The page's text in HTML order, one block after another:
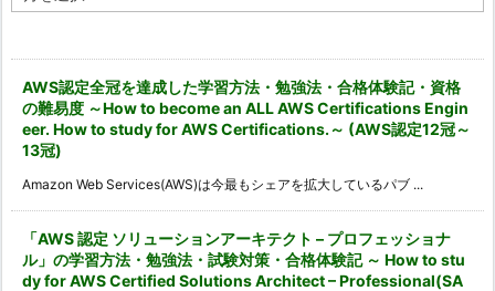
ー
AWS認定全冠を達成した学習方法・勉強法・合格体験記・資格
の難易度 ～How to become an ALL AWS Certifications Engin
eer. How to study for AWS Certifications.～ (AWS認定12冠～
13冠)
Amazon Web Services(AWS)は今最もシェアを拡大しているパブ ...
「AWS 認定 ソリューションアーキテクト – プロフェッショナ
ル」の学習方法・勉強法・試験対策・合格体験記 ～ How to stu
dy for AWS Certified Solutions Architect – Professional(SA